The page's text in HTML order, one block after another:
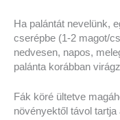
Ha palántát nevelünk,
cserépbe (1-2 magot/
nedvesen, napos,
palánta korábban
Fák köré ültetve
növényektől távol tartja